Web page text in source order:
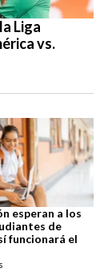
Liga
vs.
esperan a los
de
funcionará el